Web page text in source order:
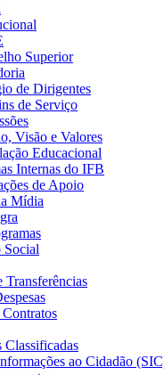
Superior
de Dirigentes
de Serviço
Visão e Valores
Educacional
Internas do IFB
de Apoio
Mídia
Social
Transferências
Classificadas
ao Cidadão